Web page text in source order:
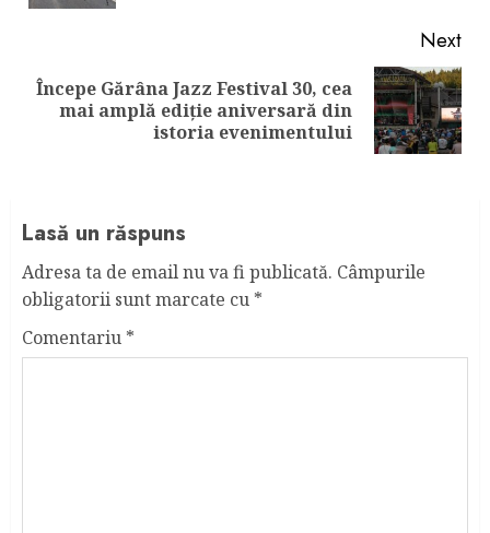
Next
Next
Începe Gărâna Jazz Festival 30, cea
mai amplă ediţie aniversară din
istoria evenimentului
Lasă un răspuns
Adresa ta de email nu va fi publicată. Câmpurile
obligatorii sunt marcate cu *
Comentariu *